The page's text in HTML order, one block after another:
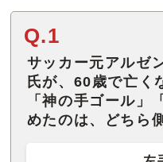
Q.1
サッカー元アルゼ
氏が、60歳で亡く
「神の手ゴール」
めたのは、どちら